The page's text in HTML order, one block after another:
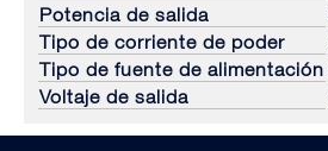
Potencia de salida
Tipo de corriente de poder
Tipo de fuente de alimentación
Voltaje de salida